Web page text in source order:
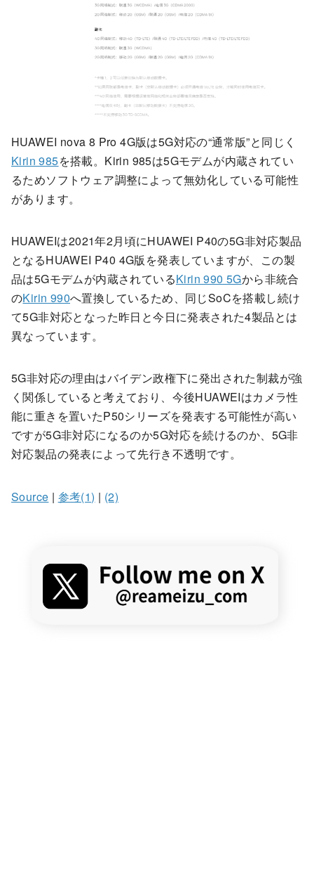
HUAWEI nova 8 Pro 4G版は5G対応の“通常版”と同じく
Kirin 985を搭載。Kirin 985は5Gモデムが内蔵されてい
るためソフトウェア調整によって無効化している可能性
があります。
HUAWEIは2021年2月頃にHUAWEI P40の5G非対応製品
となるHUAWEI P40 4G版を発表していますが、この製
品は5Gモデムが内蔵されているKirin 990 5Gから非統合
のKirin 990へ置換しているため、同じSoCを搭載し続け
て5G非対応となった昨日と今日に発表された4製品とは
異なっています。
5G非対応の理由はバイデン政権下に発出された制裁が強
く関係していると考えており、今後HUAWEIはカメラ性
能に重きを置いたP50シリーズを発表する可能性が高い
ですが5G非対応になるのか5G対応を続けるのか、5G非
対応製品の発表によって先行き不透明です。
Source | 参考(1) | (2)